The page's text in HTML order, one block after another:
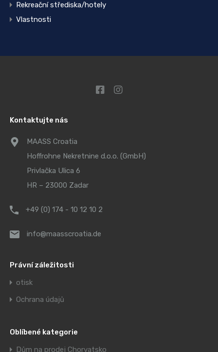
Rekreační střediska/hotely
Vlastnosti
Kontaktujte nás
MAASS Croatia
Hoffrohne Nekretnine d.o.o. (GmbH)
Privlačka Ulica 6
HR – 23000 Zadar
+49 (0) 174 - 10 12 10 2
info@maasscroatia.de
Právní záležitosti
otisk
Ochrana údajů
Oblíbené kategorie
Dům na prodej Chorvatsko